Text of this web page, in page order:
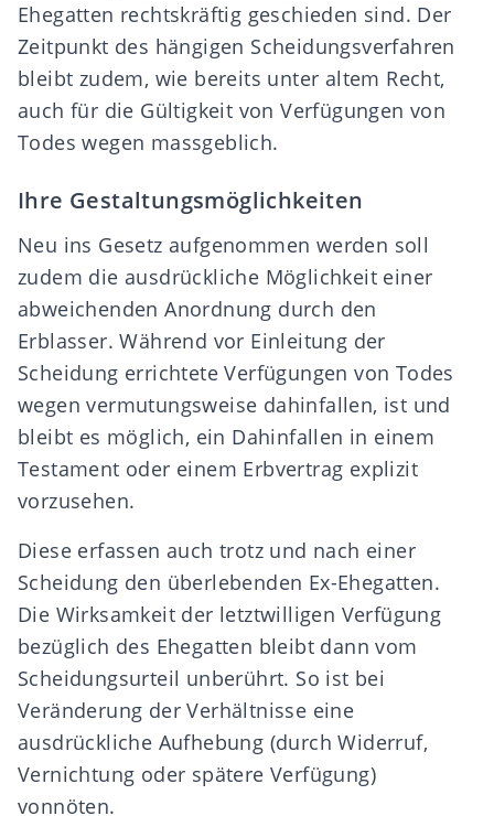
Ehegatten rechtskräftig geschieden sind. Der
Zeitpunkt des hängigen Scheidungsverfahren
bleibt zudem, wie bereits unter altem Recht,
auch für die Gültigkeit von Verfügungen von
Todes wegen massgeblich.
Ihre Gestaltungsmöglichkeiten
Neu ins Gesetz aufgenommen werden soll
zudem die ausdrückliche Möglichkeit einer
abweichenden Anordnung durch den
Erblasser. Während vor Einleitung der
Scheidung errichtete Verfügungen von Todes
wegen vermutungsweise dahinfallen, ist und
bleibt es möglich, ein Dahinfallen in einem
Testament oder einem Erbvertrag explizit
vorzusehen.
Diese erfassen auch trotz und nach einer
Scheidung den überlebenden Ex-Ehegatten.
Die Wirksamkeit der letztwilligen Verfügung
bezüglich des Ehegatten bleibt dann vom
Scheidungsurteil unberührt. So ist bei
Veränderung der Verhältnisse eine
ausdrückliche Aufhebung (durch Widerruf,
Vernichtung oder spätere Verfügung)
vonnöten.